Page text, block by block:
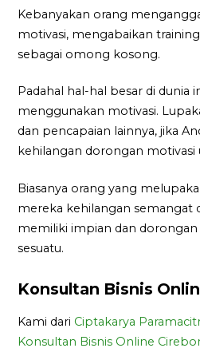
Kebanyakan orang
motivasi, mengabaikan
sebagai omong kosong.
Padahal hal-hal besar di dunia
menggunakan motivasi.
dan pencapaian lainnya, jika
kehilangan dorongan motivasi
Biasanya orang yang
mereka kehilangan semangat
memiliki impian dan
sesuatu.
Konsultan Bisnis
Kami dari Ciptakarya
Konsultan Bisnis Online